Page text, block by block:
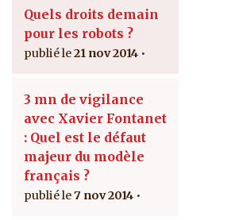
Quels droits demain
pour les robots ?
21 nov 2014
3 mn de vigilance
avec Xavier Fontanet
: Quel est le défaut
majeur du modèle
français ?
7 nov 2014